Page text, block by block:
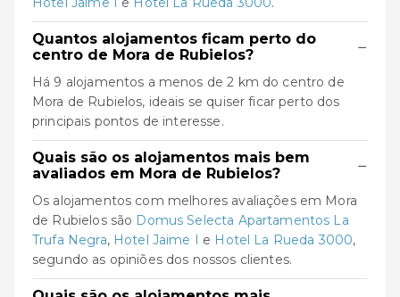
Quantos alojamentos ficam perto do
centro de Mora de Rubielos?
−
Há 9 alojamentos a menos de 2 km do centro de
Mora de Rubielos, ideais se quiser ficar perto dos
principais pontos de interesse.
Quais são os alojamentos mais bem
avaliados em Mora de Rubielos?
−
Os alojamentos com melhores avaliações em Mora
de Rubielos são Domus Selecta Apartamentos La
Trufa Negra, Hotel Jaime I e Hotel La Rueda 3000,
segundo as opiniões dos nossos clientes.